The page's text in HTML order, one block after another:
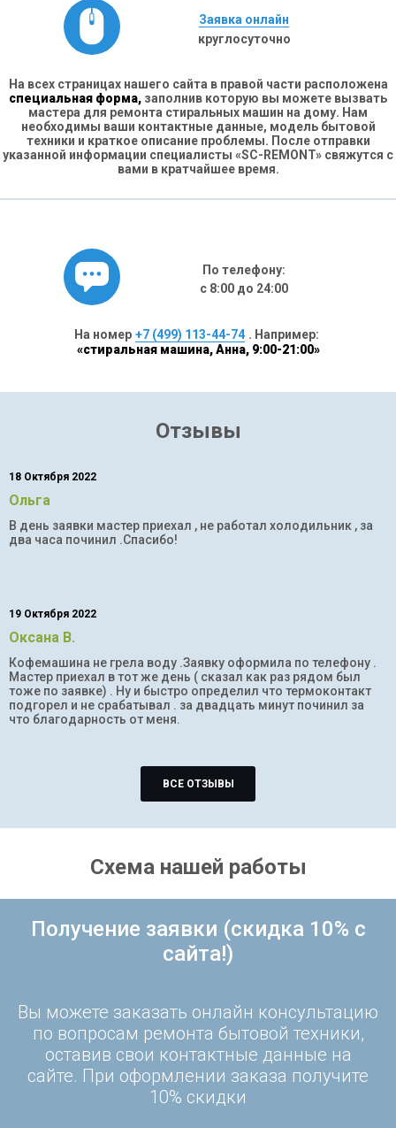
Заявка онлайн
круглосуточно
На всех страницах нашего сайта в правой части расположена
специальная форма, заполнив которую вы можете вызвать
мастера для ремонта стиральных машин на дому. Нам
необходимы ваши контактные данные, модель бытовой
техники и краткое описание проблемы. После отправки
указанной информации специалисты «SC-REMONT» свяжутся с
вами в кратчайшее время.
По телефону:
с 8:00 до 24:00
На номер +7 (499) 113-44-74 . Например:
«стиральная машина, Анна, 9:00-21:00»
Отзывы
18 Октября 2022
Ольга
В день заявки мастер приехал , не работал холодильник , за
два часа починил .Спасибо!
19 Октября 2022
Оксана В.
Кофемашина не грела воду .Заявку оформила по телефону .
Мастер приехал в тот же день ( сказал как раз рядом был
тоже по заявке) . Ну и быстро определил что термоконтакт
подгорел и не срабатывал . за двадцать минут починил за
что благодарность от меня.
ВСЕ ОТЗЫВЫ
Схема нашей работы
Получение заявки (скидка 10% с
сайта!)
Вы можете заказать онлайн консультацию
по вопросам ремонта бытовой техники,
оставив свои контактные данные на
сайте. При оформлении заказа получите
10% скидки